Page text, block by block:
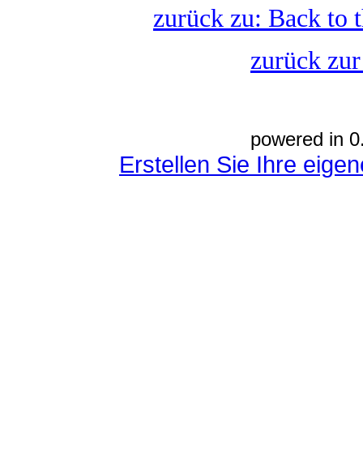
zurück zu: Back to
zurück
powered in
Erstellen Sie Ihre